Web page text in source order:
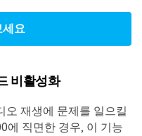
요
비활성화
오 재생에 문제를 일으킬
에 직면한 경우, 이 기능